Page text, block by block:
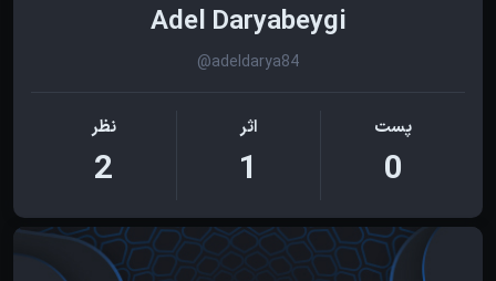
Adel Daryabeygi
@adeldarya84
پست
0
اثر
1
نظر
2